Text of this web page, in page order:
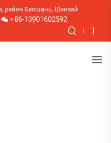
район Баошань, Шанхай
+86-13901602592